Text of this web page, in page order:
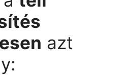
azt